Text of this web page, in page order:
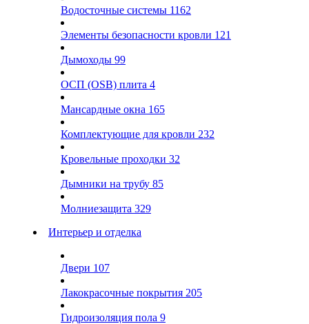
Водосточные системы 1162
Элементы безопасности кровли 121
Дымоходы 99
ОСП (OSB) плита 4
Мансардные окна 165
Комплектующие для кровли 232
Кровельные проходки 32
Дымники на трубу 85
Молниезащита 329
Интерьер и отделка
Двери 107
Лакокрасочные покрытия 205
Гидроизоляция пола 9